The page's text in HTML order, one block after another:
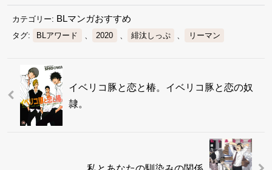
カテゴリー: BLマンガおすすめ
タグ: BLアワード 、 2020 、 緋汰しっぷ 、 リーマン
イベリコ豚と恋と椿。イベリコ豚と恋の奴
隷。